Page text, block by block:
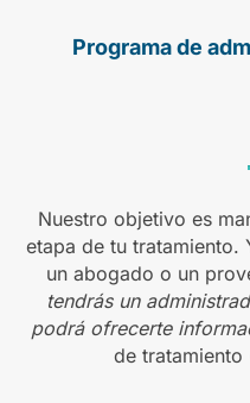
Programa de
Nuestro objetivo es
etapa de tu tratamiento.
un abogado o un
tendrás un
podrá ofrecerte
de